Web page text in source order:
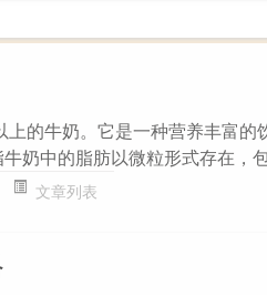
的牛奶。它是一种营养丰富的
奶中的脂肪以微粒形式存在，
文章列表